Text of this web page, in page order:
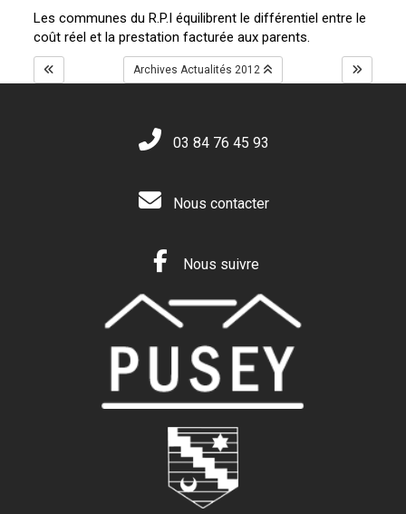
Les communes du R.P.I équilibrent le différentiel entre le
coût réel et la prestation facturée aux parents.
Archives Actualités 2012
03 84 76 45 93
Nous contacter
Nous suivre